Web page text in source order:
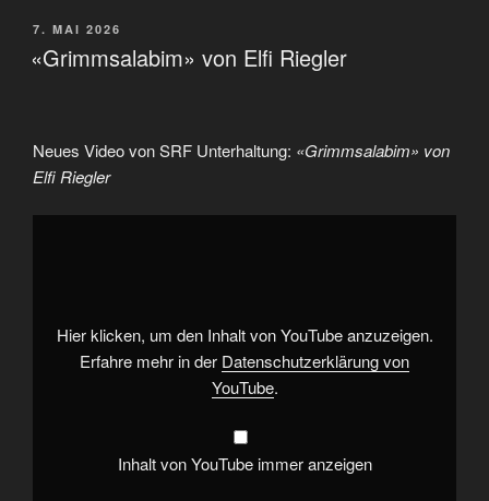
VERÖFFENTLICHT
AM
7. MAI 2026
«Grimmsalabim» von Elfi Riegler
Neues Video von SRF Unterhaltung: «Grimmsalabim» von
Elfi Riegler
„«Grimmsalabim»
Hier klicken, um den Inhalt von YouTube anzuzeigen.
Erfahre mehr in der Datenschutzerklärung von
YouTube.
Inhalt von YouTube immer anzeigen